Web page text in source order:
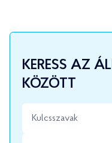
KERESS AZ
KÖZÖTT